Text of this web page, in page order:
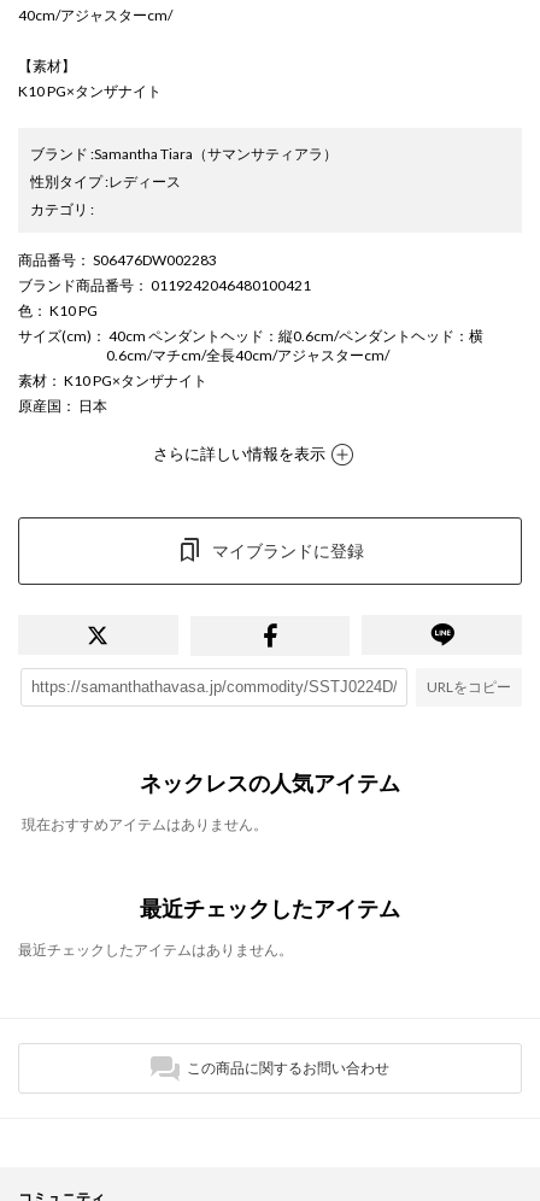
40cm/アジャスターcm/
【素材】
K10 PG×タンザナイト
ブランド :Samantha Tiara （サマンサティアラ）
性別タイプ:レディース
カテゴリ :
商品番号 ： S06476DW002283
ブランド商品番号 ： 0119242046480100421
色 ： K10 PG
サイズ(cm) ： 40cm ペンダントヘッド：縦0.6cm/ペンダントヘッド：横
0.6cm/マチcm/全長40cm/アジャスターcm/
素材 ： K10 PG×タンザナイト
原産国 ： 日本
さらに詳しい情報を表示
マイブランドに登録
URLをコピー
ネックレスの人気アイテム
現在おすすめアイテムはありません。
最近チェックしたアイテム
最近チェックしたアイテムはありません。
この商品に関するお問い合わせ